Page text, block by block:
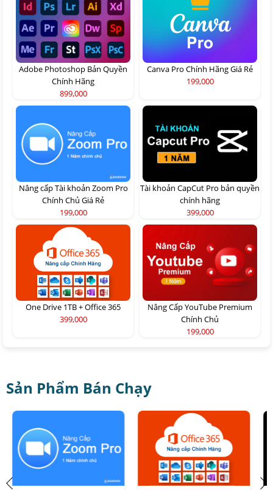
Adobe Photoshop Bản Quyền
Chính Hãng
899,000
Canva Pro Chính Hãng Giá Rẻ
199,000
Nâng cấp Tài khoản Zoom Pro
Chính Chủ Giá Rẻ
199,000
Tài khoản CapCut Pro bản quyền
chính hãng
399,000
One Drive 1TB + Office 365
399,000
Nâng Cấp YouTube Premium
Chính Chủ
199,000
Sản Phẩm Bán Chạy